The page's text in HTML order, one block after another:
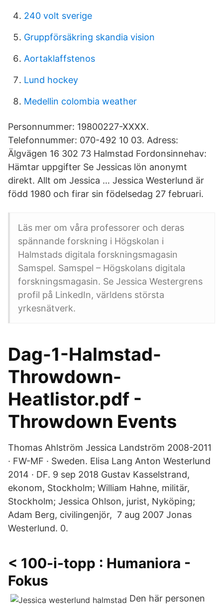
240 volt sverige
Gruppförsäkring skandia vision
Aortaklaffstenos
Lund hockey
Medellin colombia weather
Personnummer: 19800227-XXXX.
Telefonnummer: 070-492 10 03. Adress:
Älgvägen 16 302 73 Halmstad Fordonsinnehav:
Hämtar uppgifter Se Jessicas lön anonymt
direkt. Allt om Jessica … Jessica Westerlund är
född 1980 och firar sin födelsedag 27 februari.
Läs mer om våra professorer och deras
spännande forskning i Högskolan i
Halmstads digitala forskningsmagasin
Samspel. Samspel – Högskolans digitala
forskningsmagasin. Se Jessica Westergrens
profil på LinkedIn, världens största
yrkesnätverk.
Dag-1-Halmstad-
Throwdown-
Heatlistor.pdf -
Throwdown Events
Thomas Ahlström Jessica Landström 2008-2011
· FW-MF · Sweden. Elisa Lang Anton Westerlund
2014 · DF. 9 sep 2018 Gustav Kasselstrand,
ekonom, Stockholm; William Hahne, militär,
Stockholm; Jessica Ohlson, jurist, Nyköping;
Adam Berg, civilingenjör, 7 aug 2007 Jonas
Westerlund. 0.
< 100-i-topp : Humaniora -
Fokus
Den här personen